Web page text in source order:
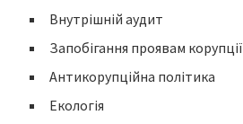
Внутрішній аудит
Запобігання проявам корупції
Антикорупційна політика
Екологія